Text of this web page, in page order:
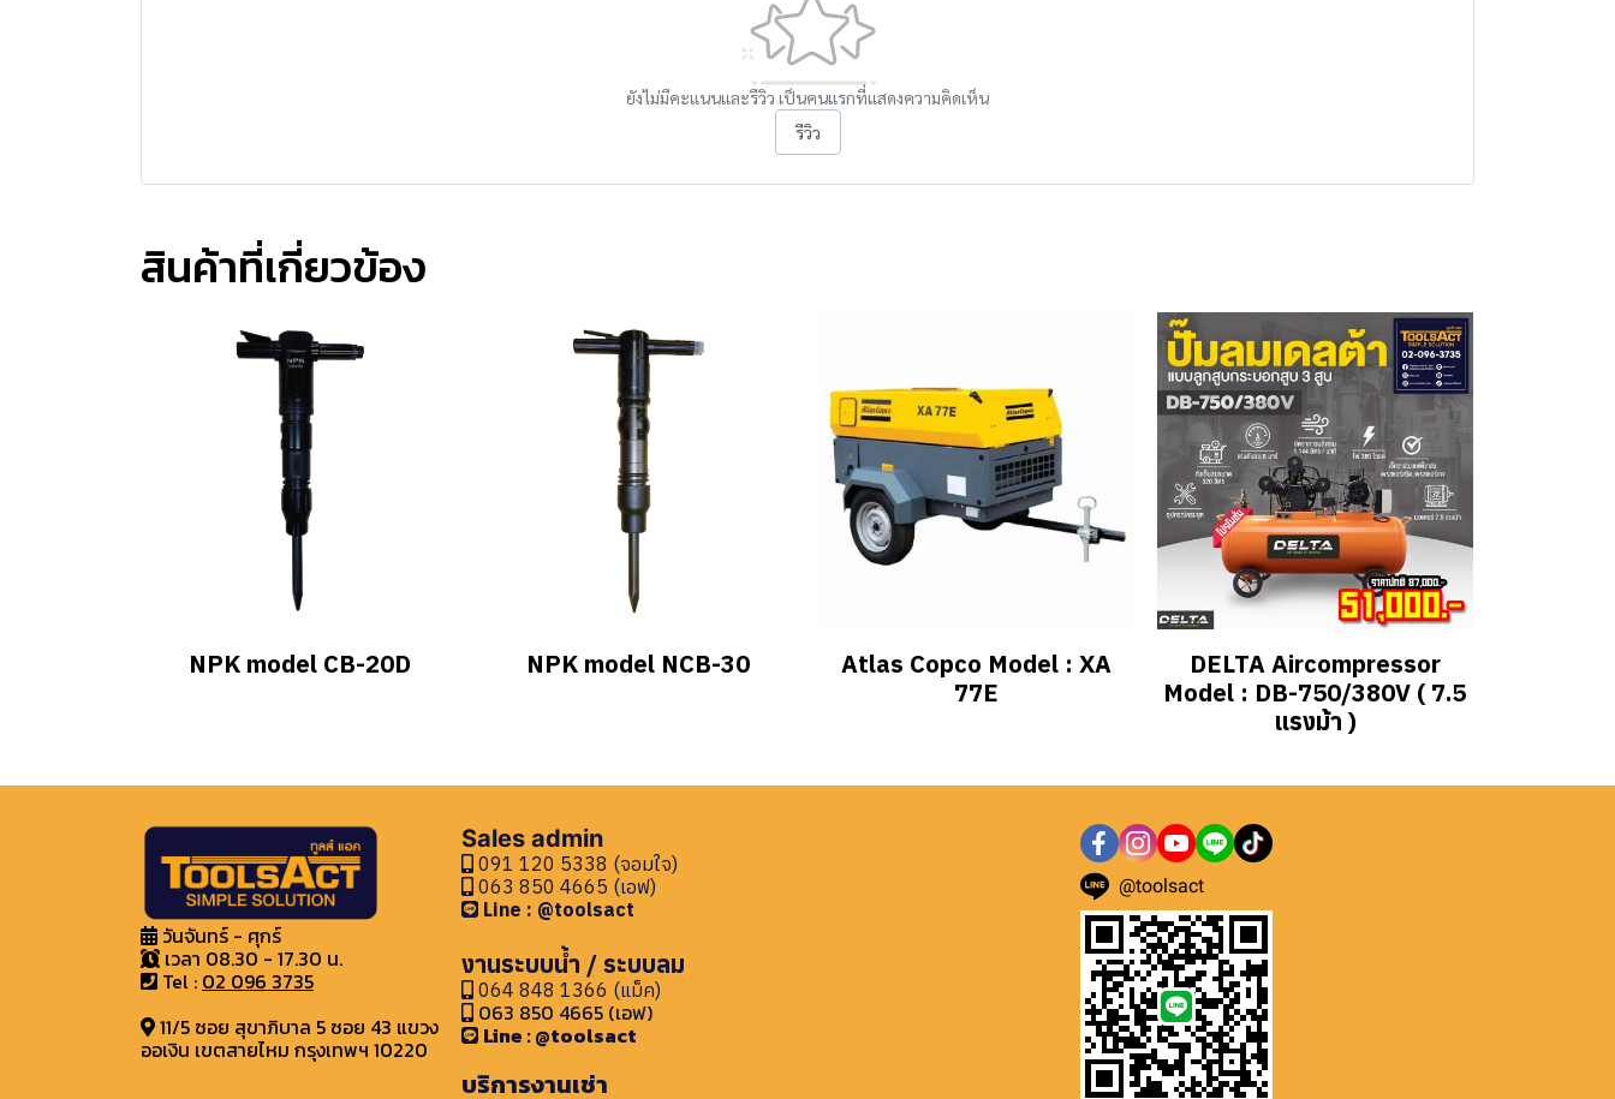
ยังไม่มีคะแนนและรีวิว เป็นคนแรกที่แสดงความคิดเห็น
รีวิว
สินค้าที่เกี่ยวข้อง
NPK model CB-20D NPK model NCB-30
Atlas Copco Model : XA
77E
DELTA Aircompressor
Model : DB-750/380V ( 7.5
แรงม้า )
วันจันทร์ - ศุกร์
เวลา 08.30 - 17.30 น.
Tel : 02 096 3735
11/5 ซอย สุขาภิบาล 5 ซอย 43 แขวง
ออเงิน เขตสายไหม กรุงเทพฯ 10220
Sales admin
091 120 5338 (จอมใจ)
063 850 4665 (เอฟ)
Line : @toolsact
งานระบบน้ำ / ระบบลม
064 848 1366 (แม็ค)
063 850 4665 (เอฟ)
Line : @toolsact
บริการงานเช่า
@toolsact